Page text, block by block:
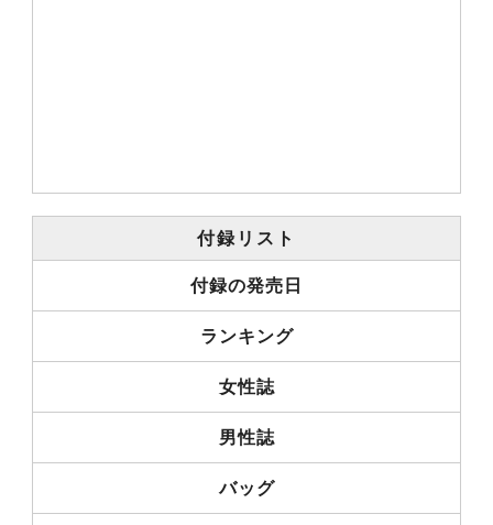
付録リスト
付録の発売日
ランキング
女性誌
男性誌
バッグ